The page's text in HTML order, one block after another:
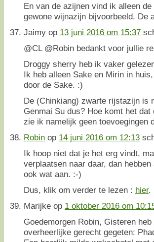
En van de azijnen vind ik alleen
gewone wijnazijn bijvoorbeeld. De
Jaimy op 13 juni 2016 om 15:37
@CL @Robin bedankt voor jullie
Droggy sherry heb ik vaker
Ik heb alleen Sake en Mirin in
door de Sake. :)
De (Chinkiang) zwarte rijstazijn is
Genmai Su dus? Hoe komt het
zie ik namelijk geen toevoegingen
Robin op 14 juni 2016 om 12:13
Ik hoop niet dat je het erg vindt,
verplaatsen naar daar, dan
ook wat aan. :-)
Dus, klik om verder te lezen : hier.
Marijke op 1 oktober 2016 om
Goedemorgen Robin, Gisteren
overheerlijke gerecht gegeten: